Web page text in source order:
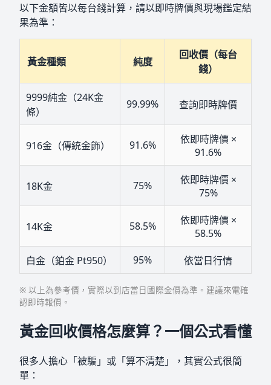
以下金額皆以每台錢計算，請以即時牌價與現場鑑定結
果為準：
黃金種類 純度
回收價（每台
錢）
9999純金（24K金
條）
99.99% 查詢即時牌價
916金（傳統金飾） 91.6%
依即時牌價 ×
91.6%
18K金 75%
依即時牌價 ×
75%
14K金 58.5%
依即時牌價 ×
58.5%
白金（鉑金 Pt950） 95% 依當日行情
※ 以上為參考價，實際以到店當日國際金價為準。建議來電確
認即時報價。
黃金回收價格怎麼算？一個公式看懂
很多人擔心「被騙」或「算不清楚」，其實公式很簡
單：